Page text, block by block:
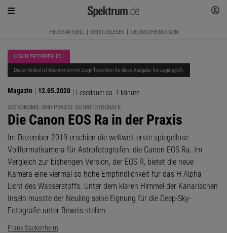
HEUTE AKTUELL MEISTGELESEN NEUERSCHEINUNGEN
LOGIN ERFORDERLICH
Dieser Artikel ist Abonnenten mit Zugriffsrechten für diese Ausgabe frei zugänglich.
Magazin 12.05.2020 Lesedauer ca. 1 Minute
ASTRONOMIE UND PRAXIS: ASTROFOTOGRAFIE
:
Die Canon EOS Ra in der Praxis
Im Dezember 2019 erschien die weltweit erste spiegellose
Vollformatkamera für Astrofotografen: die Canon EOS Ra. Im
Vergleich zur bisherigen Version, der EOS R, bietet die neue
Kamera eine viermal so hohe Empfindlichkeit für das H-Alpha-
Licht des Wasserstoffs. Unter dem klaren Himmel der Kanarischen
Inseln musste der Neuling seine Eignung für die Deep-Sky-
Fotografie unter Beweis stellen.
Frank Sackenheim